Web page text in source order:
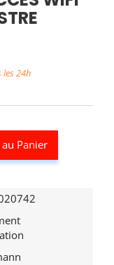
les 24h
Panier